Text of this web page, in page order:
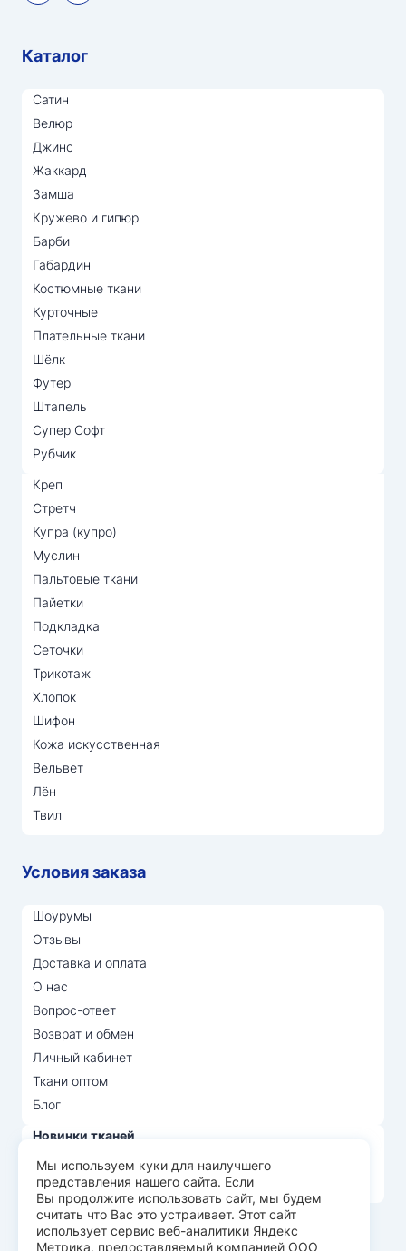
Каталог
Сатин
Велюр
Джинс
Жаккард
Замша
Кружево и гипюр
Барби
Габардин
Костюмные ткани
Курточные
Плательные ткани
Шёлк
Футер
Штапель
Супер Софт
Рубчик
Креп
Стретч
Купра (купро)
Муслин
Пальтовые ткани
Пайетки
Подкладка
Сеточки
Трикотаж
Хлопок
Шифон
Кожа искусственная
Вельвет
Лён
Твил
Условия заказа
Шоурумы
Отзывы
Доставка и оплата
О нас
Вопрос-ответ
Возврат и обмен
Личный кабинет
Ткани оптом
Блог
Новинки тканей
Распродажа тканей
Лидеры продаж
© Арт Текс — продажа тканей оптом, 2026
Мы используем куки для наилучшего
представления нашего сайта. Если
Вы продолжите использовать сайт, мы будем
считать что Вас это устраивает. Этот сайт
использует сервис веб-аналитики Яндекс
Метрика, предоставляемый компанией ООО